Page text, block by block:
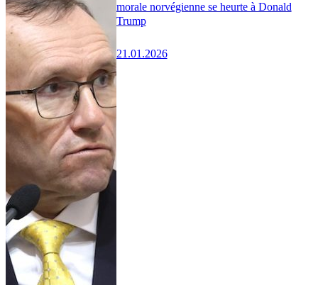
morale norvégienne se heurte à Donald
Trump
21.01.2026